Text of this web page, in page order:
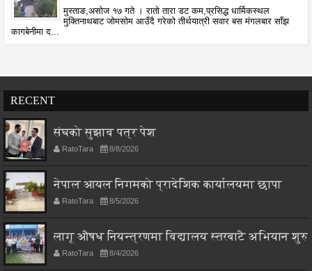
मुस्ताङ,असोज १७ गते । रातो तारा डट कम,प्रसिद्ध धार्मिकस्थल
मुक्तिनाथबाट जोमसोम आउँदै गरेको तीर्थयात्री सवार बस मंगलबार साँझ
कागबेनीमा द...
RECENT
संघको सुझाव पत्र पेश
RatoTara 8/8/2026
नेपाल आयल निगमको प्रादेशिक कार्यालयमा छापा
RatoTara 8/5/2026
लागू औषध नियन्त्रणमा विद्यालय स्तरबाटै अभियान शुरु
RatoTara 8/4/2026